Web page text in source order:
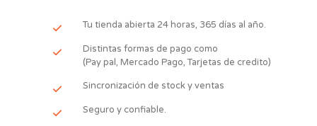
Tu tienda abierta 24 horas, 365 días al año.
Distintas formas de pago como
(Pay pal, Mercado Pago, Tarjetas de credito)
Sincronización de stock y ventas
Seguro y confiable.